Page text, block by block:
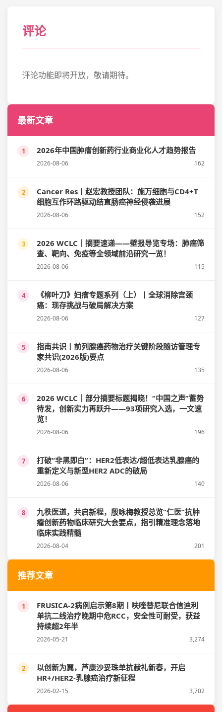
评论
评论功能即将开放，敬请期待。
最新文章
1 2026年中国肿瘤创新药行业商业化人才趋势报告
2026-08-06 162
2
Cancer Res丨赵宏教授团队：施万细胞与CD4+T
细胞互作环路驱动结直肠癌神经侵袭进展
2026-08-06 152
3
2026 WCLC｜摘要速递——壁报导览专场：肺癌筛
查、靶向、免疫等全领域前沿研究一览！
2026-08-06 115
4
《柳叶刀》妇瘤专题系列（上）丨全球消除宫颈
癌：现存挑战与破局解决方案
2026-08-06 127
5
指南共识丨前列腺癌药物治疗关键阶段随访管理专
家共识(2026版)要点
2026-08-06 135
6
2026 WCLC｜部分摘要标题揭晓！“中国之声”蓄势
待发，创新实力再跃升——93项研究入选，一文速
览！
2026-08-06 196
7
打破“非黑即白”：HER2低表达/超低表达乳腺癌的
重新定义与新型HER2 ADC的破局
2026-08-06 140
8
九秩医道，共启新程，殷咏梅教授总览“仁医”抗肿
瘤创新药物临床研究大会要点，指引精准理念落地
临床实践精髓
2026-08-04 201
推荐文章
1
FRUSICA-2病例启示第8期丨呋喹替尼联合信迪利
单抗二线治疗晚期中危RCC，安全性可耐受，获益
持续超2年半
2026-05-21 3,274
2
以创新为翼，芦康沙妥珠单抗献礼新春，开启
HR+/HER2-乳腺癌治疗新征程
2026-02-15 3,702